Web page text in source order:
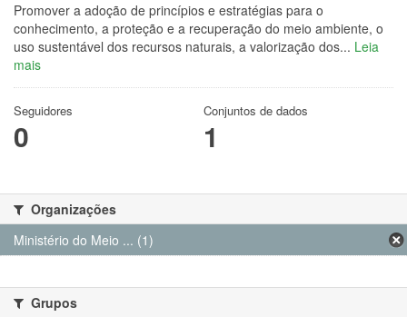
Promover a adoção de princípios e estratégias para o
conhecimento, a proteção e a recuperação do meio ambiente, o
uso sustentável dos recursos naturais, a valorização dos... Leia
mais
Seguidores
0
Conjuntos de dados
1
Organizações
Ministério do Meio ... (1)
Grupos